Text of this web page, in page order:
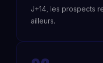
J+14, les prospects
ailleurs.